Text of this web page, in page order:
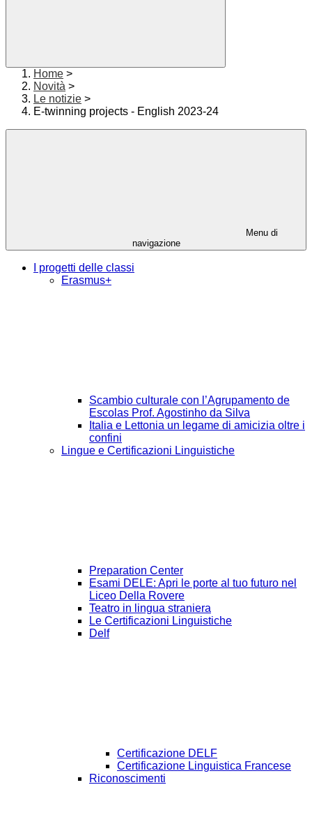
Home >
Novità >
Le notizie >
E-twinning projects - English 2023-24
Menu di
navigazione
I progetti delle classi
Erasmus+
Scambio culturale con l’Agrupamento de
Escolas Prof. Agostinho da Silva
Italia e Lettonia un legame di amicizia oltre i
confini
Lingue e Certificazioni Linguistiche
Preparation Center
Esami DELE: Apri le porte al tuo futuro nel
Liceo Della Rovere
Teatro in lingua straniera
Le Certificazioni Linguistiche
Delf
Certificazione DELF
Certificazione Linguistica Francese
Riconoscimenti